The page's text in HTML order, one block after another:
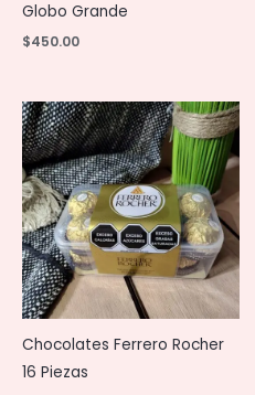
Globo Grande
$450.00
Chocolates Ferrero Rocher
16 Piezas